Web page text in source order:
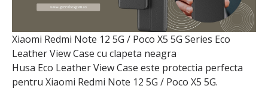
Xiaomi Redmi Note 12 5G / Poco X5 5G Series Eco
Leather View Case cu clapeta neagra
Husa Eco Leather View Case este protectia perfecta
pentru Xiaomi Redmi Note 12 5G / Poco X5 5G.